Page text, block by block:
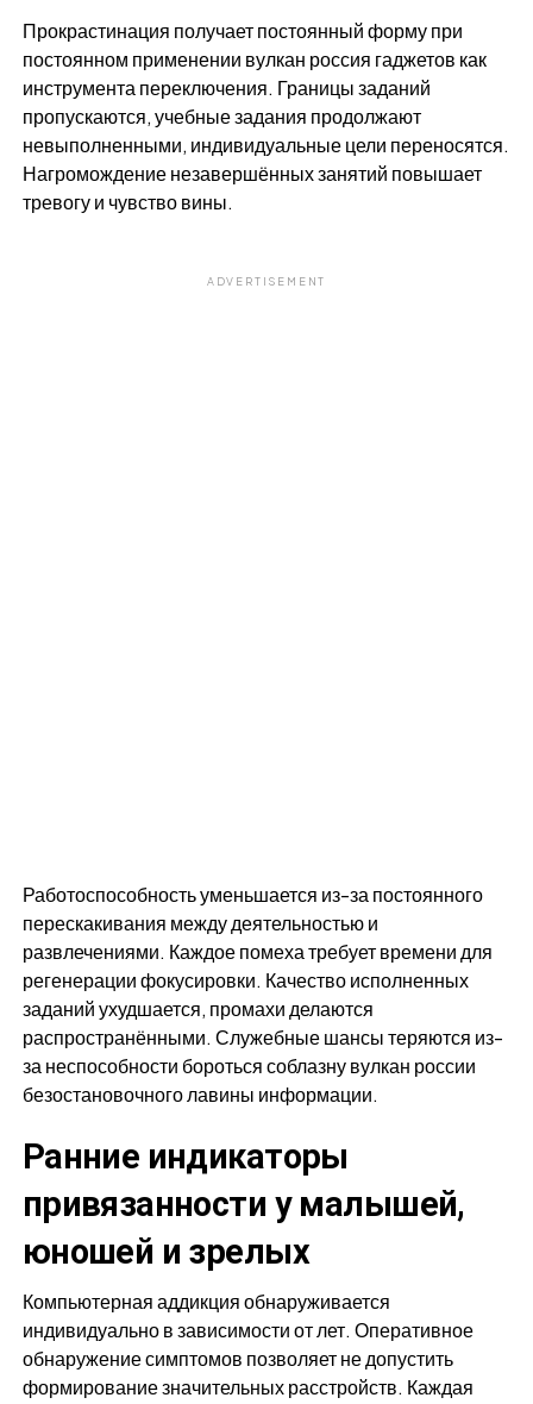
Прокрастинация получает постоянный форму при
постоянном применении вулкан россия гаджетов как
инструмента переключения. Границы заданий
пропускаются, учебные задания продолжают
невыполненными, индивидуальные цели переносятся.
Нагромождение незавершённых занятий повышает
тревогу и чувство вины.
ADVERTISEMENT
Работоспособность уменьшается из-за постоянного
перескакивания между деятельностью и
развлечениями. Каждое помеха требует времени для
регенерации фокусировки. Качество исполненных
заданий ухудшается, промахи делаются
распространёнными. Служебные шансы теряются из-
за неспособности бороться соблазну вулкан россии
безостановочного лавины информации.
Ранние индикаторы
привязанности у малышей,
юношей и зрелых
Компьютерная аддикция обнаруживается
индивидуально в зависимости от лет. Оперативное
обнаружение симптомов позволяет не допустить
формирование значительных расстройств. Каждая